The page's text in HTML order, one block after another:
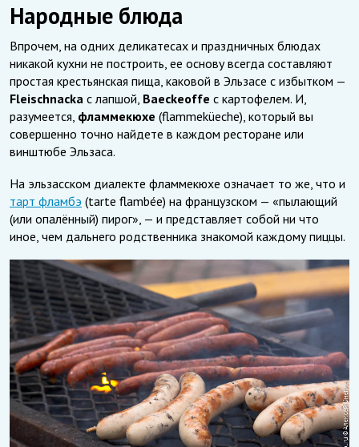
Народные блюда
Впрочем, на одних деликатесах и праздничных блюдах
никакой кухни не построить, ее основу всегда составляют
простая крестьянская пища, каковой в Эльзасе с избытком —
Fleischnacka с лапшой, Baeckeoffe с картофелем. И,
разумеется, фламмекюхе (flammeküeche), который вы
совершенно точно найдете в каждом ресторане или
винштюбе Эльзаса.
На эльзасском диалекте фламмекюхе означает то же, что и
тарт фламбэ (tarte flambée) на французском — «пылающий
(или опалённый) пирог», — и представляет собой ни что
иное, чем дальнего родственника знакомой каждому пиццы.